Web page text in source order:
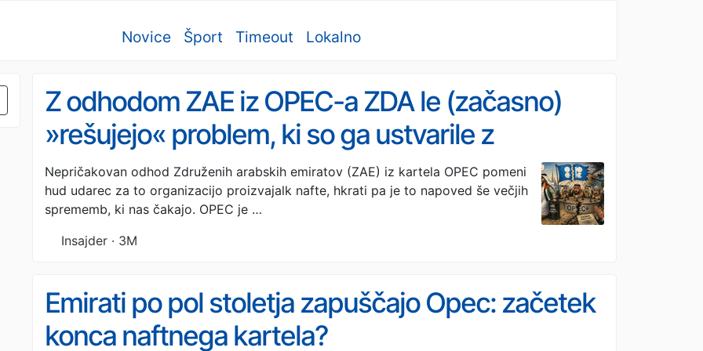
Novice Šport Timeout Lokalno
Z odhodom ZAE iz OPEC-a ZDA le (začasno)
»rešujejo« problem, ki so ga ustvarile z
napadom na Iran
Nepričakovan odhod Združenih arabskih emiratov (ZAE) iz kartela OPEC pomeni
hud udarec za to organizacijo proizvajalk nafte, hkrati pa je to napoved še večjih
sprememb, ki nas čakajo. OPEC je …
Insajder · 3M
Emirati po pol stoletja zapuščajo Opec: začetek
konca naftnega kartela?